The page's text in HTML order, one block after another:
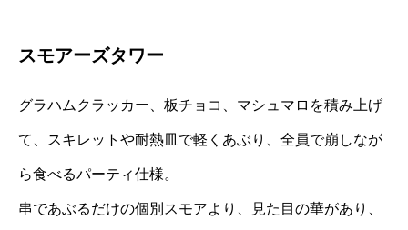
スモアーズタワー
グラハムクラッカー、板チョコ、マシュマロを積み上げ
て、スキレットや耐熱皿で軽くあぶり、全員で崩しなが
ら食べるパーティ仕様。
串であぶるだけの個別スモアより、見た目の華があり、